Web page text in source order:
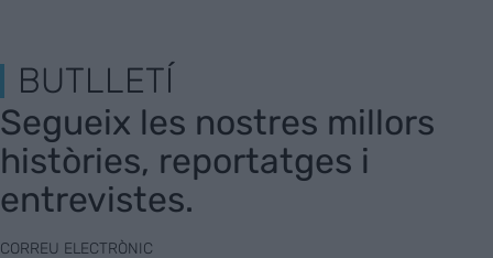
BUTLLETÍ
Segueix les nostres millors
històries, reportatges i
entrevistes.
CORREU ELECTRÒNIC